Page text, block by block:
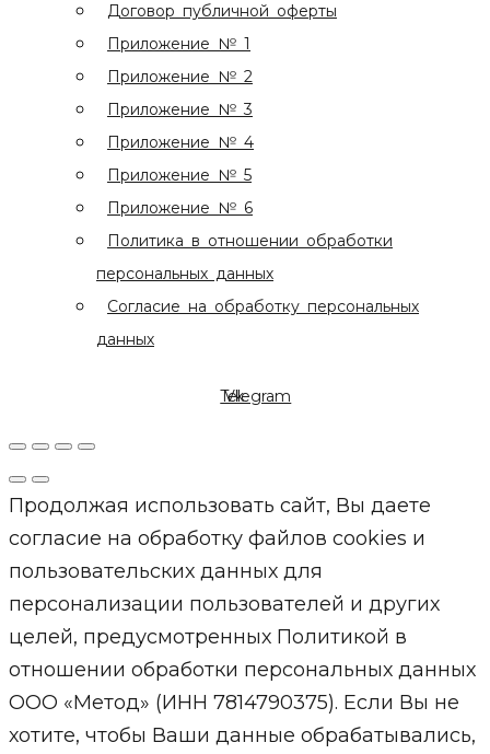
Договор публичной оферты
Приложение № 1
Приложение № 2
Приложение № 3
Приложение № 4
Приложение № 5
Приложение № 6
Политика в отношении обработки
персональных данных
Согласие на обработку персональных
данных
Vk
Telegram
Продолжая использовать сайт, Вы даете
согласие на обработку файлов cookies и
пользовательских данных для
персонализации пользователей и других
целей, предусмотренных Политикой в
отношении обработки персональных данных
ООО «Метод» (ИНН 7814790375). Если Вы не
хотите, чтобы Ваши данные обрабатывались,